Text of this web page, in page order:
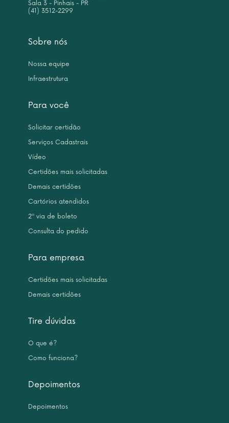
Sobre nós
Nossa equipe
Infraestrutura
Para você
Solicitar certidão
Serviços Cadastrais
Vídeo
Certidões mais solicitadas
Demais certidões
Cartórios atendidos
2ª via de boleto
Consulta do pedido
Para empresa
Certidões mais solicitadas
Demais certidões
Tire dúvidas
O que é?
Como funciona?
Depoimentos
Depoimentos
Sala 3 - Pinhais - PR
(41) 3512-2299